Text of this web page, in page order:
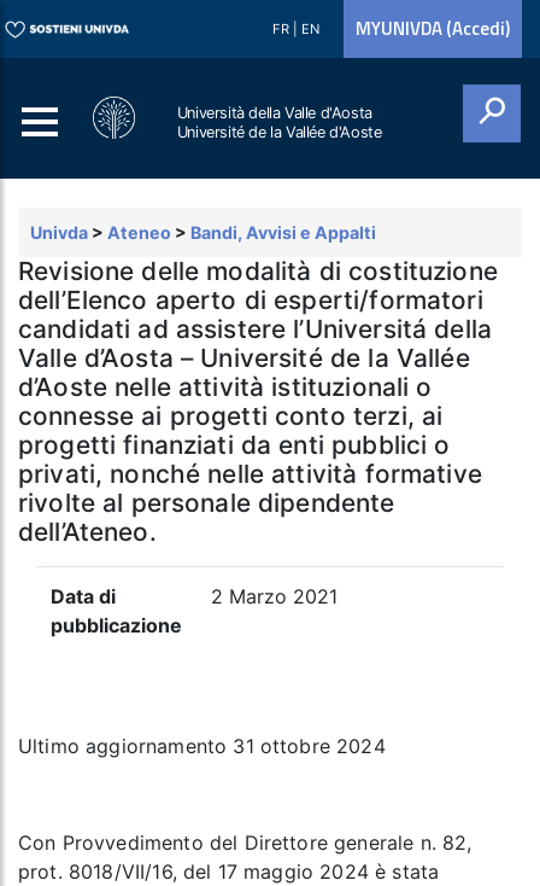
FR EN MYUNIVDA (Accedi)
Università della Valle d'Aosta
Université de la Vallée d'Aoste
Univda > Ateneo > Bandi, Avvisi e Appalti
Revisione delle modalità di costituzione
dell’Elenco aperto di esperti/formatori
candidati ad assistere l’Universitá della
Valle d’Aosta – Université de la Vallée
d’Aoste nelle attività istituzionali o
connesse ai progetti conto terzi, ai
progetti finanziati da enti pubblici o
privati, nonché nelle attività formative
rivolte al personale dipendente
dell’Ateneo.
Data di
pubblicazione
2 Marzo 2021
Ultimo aggiornamento 31 ottobre 2024
Con Provvedimento del Direttore generale n. 82,
prot. 8018/VII/16, del 17 maggio 2024 è stata